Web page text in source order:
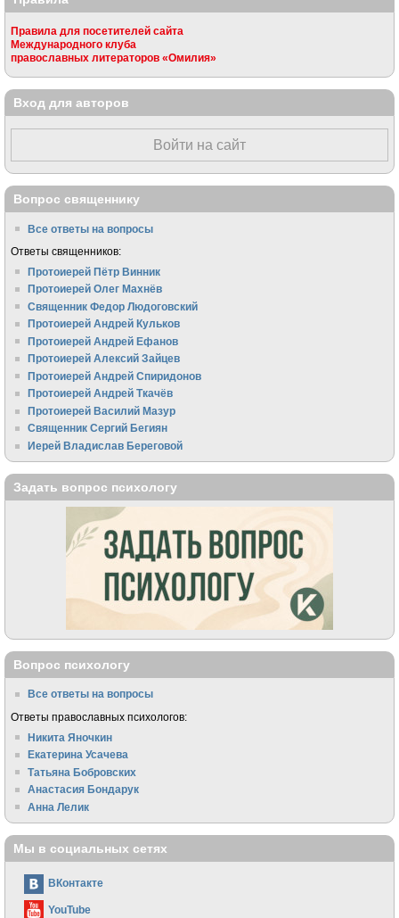
Правила для посетителей сайта
Международного клуба
православных литераторов «Омилия»
Вход для авторов
Войти на сайт
Вопрос священнику
Все ответы на вопросы
Ответы священников:
Протоиерей Пётр Винник
Протоиерей Олег Махнёв
Священник Федор Людоговский
Протоиерей Андрей Кульков
Протоиерей Андрей Ефанов
Протоиерей Алексий Зайцев
Протоиерей Андрей Спиридонов
Протоиерей Андрей Ткачёв
Протоиерей Василий Мазур
Священник Сергий Бегиян
Иерей Владислав Береговой
Задать вопрос психологу
Вопрос психологу
Все ответы на вопросы
Ответы православных психологов:
Никита Яночкин
Екатерина Усачева
Татьяна Бобровских
Анастасия Бондарук
Анна Лелик
Мы в социальных сетях
ВКонтакте
YouTube